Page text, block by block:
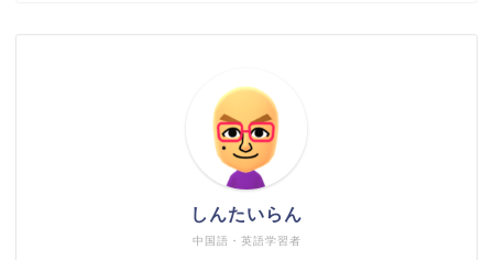
中国語・英語学習者
しんたいらん